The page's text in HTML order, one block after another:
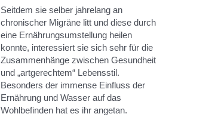
Seitdem sie selber jahrelang an
chronischer Migräne litt und diese durch
eine Ernährungsumstellung heilen
konnte, interessiert sie sich sehr für die
Zusammenhänge zwischen Gesundheit
und „artgerechtem“ Lebensstil.
Besonders der immense Einfluss der
Ernährung und Wasser auf das
Wohlbefinden hat es ihr angetan.